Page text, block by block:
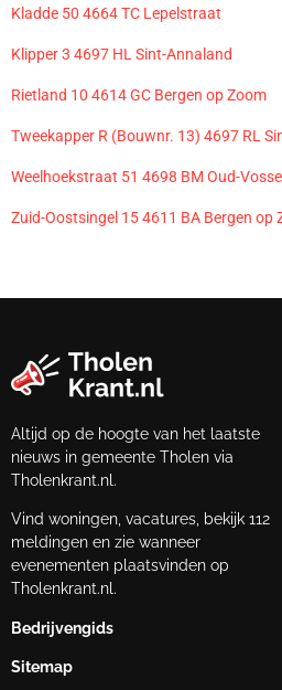
Kladde 50 4664 TC Lepelstraat
Klipper 3 4697 HL Sint-Annaland
Rietland 10 4614 GC Bergen op Zoom
Tweekapper R (Bouwnr. 13) 4697 RL
Weelhoekstraat 51 4698 BM Oud-
Zuid-Oostsingel 15 4611 BA Bergen op
Altijd op de hoogte van het laatste
nieuws in gemeente Tholen via
Tholenkrant.nl.
Vind woningen, vacatures, bekijk 112
meldingen en zie wanneer
evenementen plaatsvinden op
Tholenkrant.nl.
Bedrijvengids
Sitemap